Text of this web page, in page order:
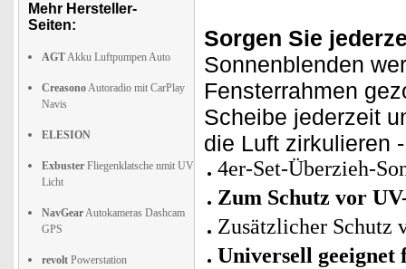
Mehr Hersteller-
Seiten:
AGTAkku Luftpumpen Auto
CreasonoAutoradio mit CarPlay
Navis
ELESION
Exbuster Fliegenklatsche nmit UV
Licht
NavGearAutokameras Dashcam
GPS
revolt Powerstation
Sorgen Sie
Sonnenblenden
Fensterrahmen
Scheibe jederzeit
die Luft zirkulieren
4er-Set-Überzieh-
Zum Schutz vor
Zusätzlicher Schutz
Universell geeignet